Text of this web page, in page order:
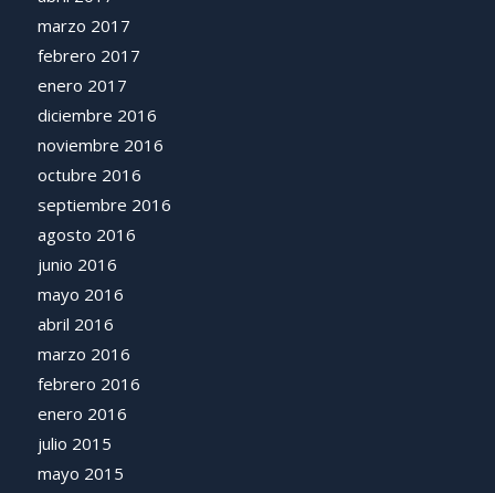
marzo 2017
febrero 2017
enero 2017
diciembre 2016
noviembre 2016
octubre 2016
septiembre 2016
agosto 2016
junio 2016
mayo 2016
abril 2016
marzo 2016
febrero 2016
enero 2016
julio 2015
mayo 2015